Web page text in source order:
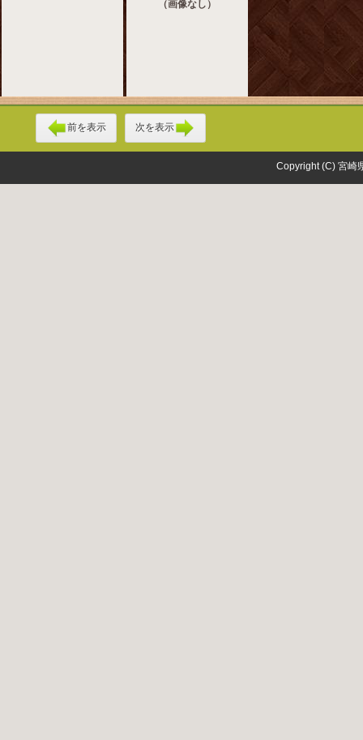
（画像なし）
前を表示 次を表示
Copyright (C) 宮崎